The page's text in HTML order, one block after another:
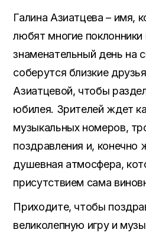
Галина Азиатцева – имя,
любят многие поклонники
знаменательный день на
соберутся близкие
Азиатцевой, чтобы
юбилея. Зрителей ждет
музыкальных номеров,
поздравления и, конечно
душевная атмосфера,
присутствием сама
Приходите, чтобы
великолепную игру и